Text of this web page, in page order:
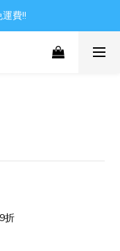
world
費!!
world
折